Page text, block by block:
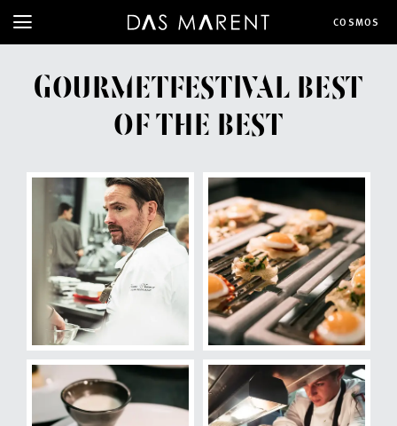
COSMOS
GOURMETFESTIVAL BEST
OF THE BEST